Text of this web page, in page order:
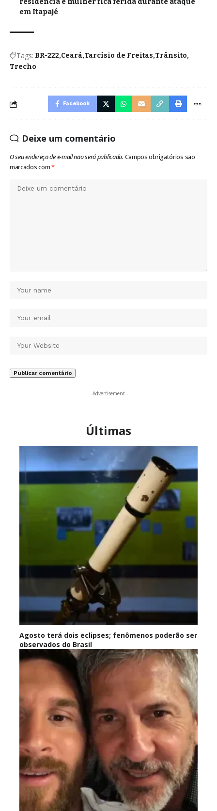
em Itapajé
Tags: BR-222 Ceará Tarcísio de Freitas Trânsito
Trecho
Facebook
Deixe um comentário
O seu endereço de e-mail não será publicado. Campos obrigatórios são
marcados com*
- Advertisement -
Últimas
Agosto terá dois eclipses; fenômenos poderão ser
observados do Brasil